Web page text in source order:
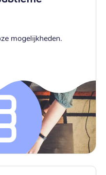
mogelijkheden.